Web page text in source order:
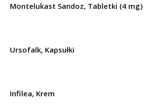
Montelukast Sandoz, Tabletki (4 mg)
Ursofalk, Kapsułki
Infilea, Krem